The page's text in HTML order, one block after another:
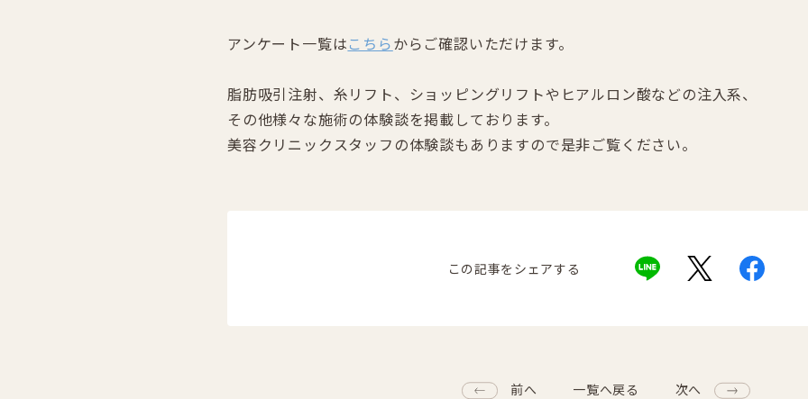
アンケート一覧はこちらからご確認いただけます。
脂肪吸引注射、糸リフト、ショッピングリフトやヒアルロン酸などの注入系、
その他様々な施術の体験談を掲載しております。
美容クリニックスタッフの体験談もありますので是非ご覧ください。
この記事をシェアする
前へ 一覧へ戻る 次へ